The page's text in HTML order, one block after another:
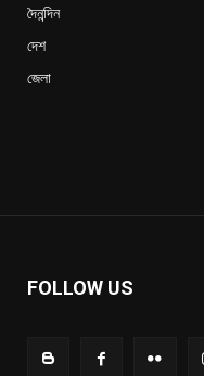
দৈনন্দিন
দেশ
জেলা
FOLLOW US